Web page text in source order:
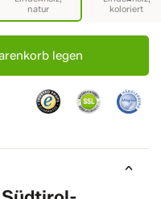
legen